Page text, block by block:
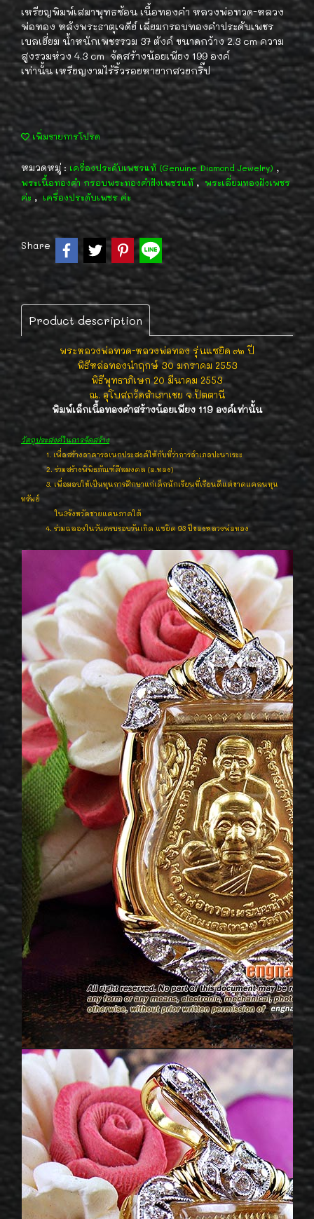
เหรียญพิมพ์เสมาพุทธซ้อน เนื้อทองคำ หลวงพ่อทวด-หลวง
พ่อทอง หลังพระธาตุเจดีย์ เลี่ยมกรอบทองคำประดับเพชร
เบลเยี่ยม น้ำหนักเพชรรวม 37 ตังค์ ขนาดกว้าง 2.3 cm ความ
สูงรวมห่วง 4.3 cm จัดสร้างน้อยเพียง 199 องค์
เท่านั้น เหรียญงามไร้ริ้วรอยหายากสวยกริ๊ป
เพิ่มรายการโปรด
หมวดหมู่ : เครื่องประดับเพชรแท้ (Genuine Diamond Jewelry) ,
พระเนื้อทองคำ กรอบพระทองคำฝังเพชรแท้ , พระเลี่ยมทองฝังเพชร
ค่ะ , เครื่องประดับเพชร ค่ะ
Share
Product description
พระหลวงพ่อทวด-หลวงพ่อทอง รุ่นแซยิด ๙๓ ปี
พิธีหล่อทองนำฤกษ์ 30 มกราคม 2553
พิธีพุทธาภิเษก 20 มีนาคม 2553
ณ. อุโบสถวัดสำเภาเชย จ.ปัตตานี
พิมพ์เล็กเนื้อทองคำสร้างน้อยเพียง 119 องค์เท่านั้น
วัตถุประสงค์ในการจัดสร้าง
1. เพื่อสร้างอาคารอเนกประสงค์ให้กับที่ว่าการอำเภอปะนาเระะ
2. ร่วมสร้างพิพิธภัณฑ์ศีลมงคล (อ.ทอง)
3. เพื่อมอบให้เป็นทุนการศึกษาแก่เด็กนักเรียนที่เรียนดีแต่ขาดแคลนทุน
ทรัพย์
ใน3จังหวัดชายแดนภาคใต้
4. ร่วมฉลองในวันครบรอบวันเกิด แซยิด 93 ปีของหลวงพ่อทอง